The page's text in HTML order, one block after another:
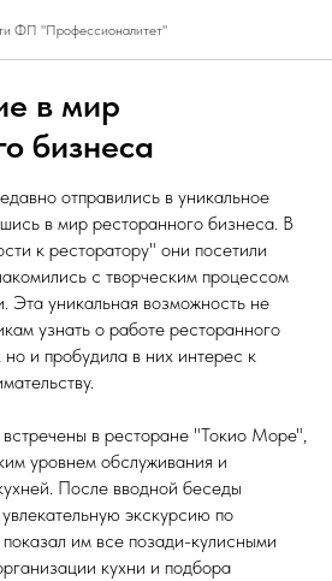
ФП "Профессионалитет"
в мир
бизнеса
отправились в уникальное
в мир ресторанного бизнеса. В
к ресторатору" они посетили
с творческим процессом
Эта уникальная возможность не
узнать о работе ресторанного
и пробудила в них интерес к
в ресторане "Токио Море",
уровнем обслуживания и
После вводной беседы
экскурсию по
им все позади-кулисными
кухни и подбора